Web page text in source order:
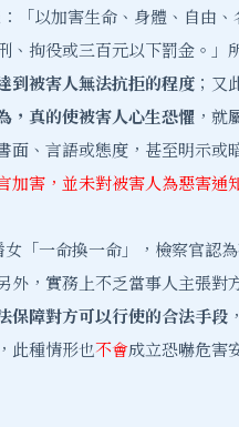
以加害生命、身體、自由、
、拘役或三百元以下罰金。」
到被害人無法抗拒的程度 ；又
，真的使被害人心生恐懼 ，就
、言語或態度，甚至明示或
加害，並未對被害人為惡害通
「一命換一命」，檢察官認
，實務上不乏當事人主張對
保障對方可以行使的合法手段
此種情形也不會成立恐嚇危害